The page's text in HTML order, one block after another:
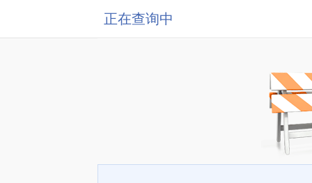
正在查询中